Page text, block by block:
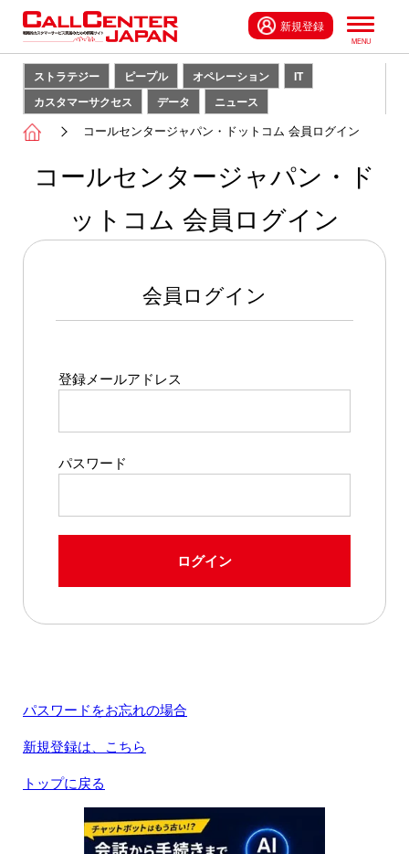
新規登録
ストラテジー ピープル オペレーション
IT
カスタマーサクセス
データ ニュース
コールセンタージャパン・ドットコム 会員ログイン
コールセンタージャパン・ド
ットコム 会員ログイン
会員ログイン
登録メールアドレス
パスワード
ログイン
パスワードをお忘れの場合
新規登録は、こちら
トップに戻る